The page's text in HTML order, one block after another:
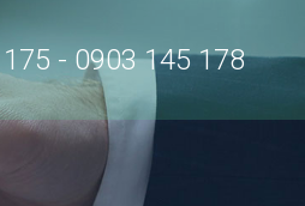
- 0903 145 178